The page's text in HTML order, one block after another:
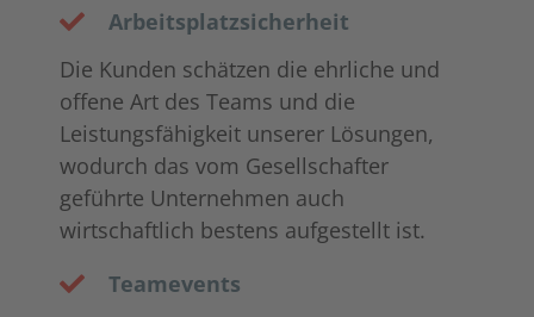
Arbeitsplatzsicherheit
Die Kunden schätzen die ehrliche und
offene Art des Teams und die
Leistungsfähigkeit unserer Lösungen,
wodurch das vom Gesellschafter
geführte Unternehmen auch
wirtschaftlich bestens aufgestellt ist.
Teamevents